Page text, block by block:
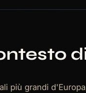
più grandi